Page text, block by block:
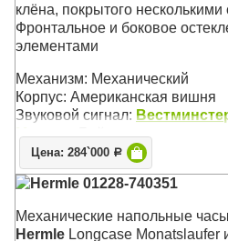
клёна, покрытого
Фронтальное и боковое
элементами
Механизм: Механический
Корпус: Американская вишня
Звуковой сигнал:
Михаил, Бой
Размер: 206 х 59 х 34,5 см
Цена: 284`000 Р
Hermle 01228-740351
Механические напольные
Hermle Longcase Monatslaufer